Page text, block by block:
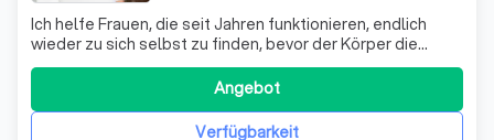
Ich helfe Frauen, die seit Jahren funktionieren, endlich
wieder zu sich selbst zu finden, bevor der Körper die
Notbremse zieht. Mit Klarheit und Direktheit, raus aus dem
Verfügbarkeit
Angebot